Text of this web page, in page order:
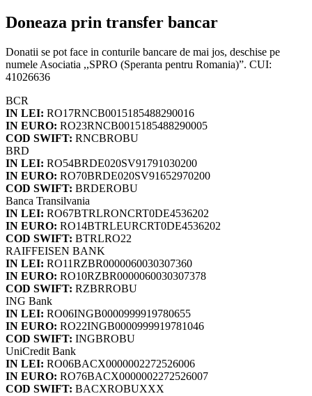
Doneaza prin transfer bancar
Donatii se pot face in conturile bancare de mai jos, deschise pe
numele Asociatia ,,SPRO (Speranta pentru Romania)”. CUI:
41026636
BCR
IN LEI: RO17RNCB0015185488290016
IN EURO: RO23RNCB0015185488290005
COD SWIFT: RNCBROBU
BRD
IN LEI: RO54BRDE020SV91791030200
IN EURO: RO70BRDE020SV91652970200
COD SWIFT: BRDEROBU
Banca Transilvania
IN LEI: RO67BTRLRONCRT0DE4536202
IN EURO: RO14BTRLEURCRT0DE4536202
COD SWIFT: BTRLRO22
RAIFFEISEN BANK
IN LEI: RO11RZBR0000060030307360
IN EURO: RO10RZBR0000060030307378
COD SWIFT: RZBRROBU
ING Bank
IN LEI: RO06INGB0000999919780655
IN EURO: RO22INGB0000999919781046
COD SWIFT: INGBROBU
UniCredit Bank
IN LEI: RO06BACX0000002272526006
IN EURO: RO76BACX0000002272526007
COD SWIFT: BACXROBUXXX